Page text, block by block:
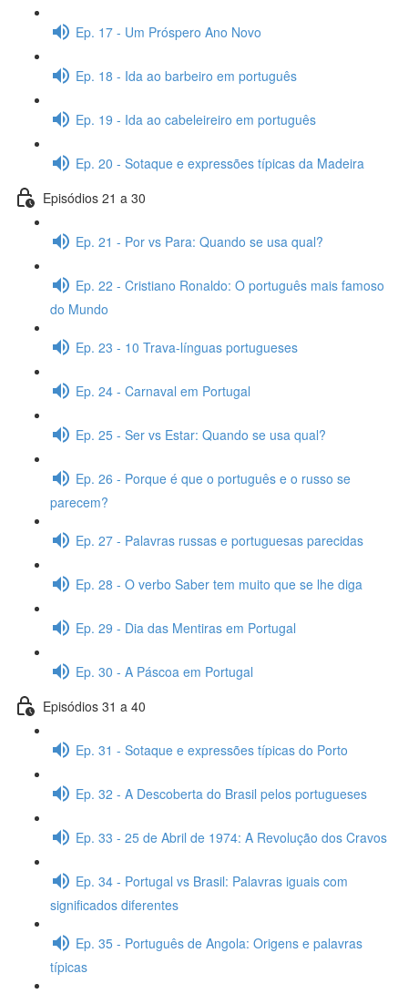
Ep. 17 - Um Próspero Ano Novo
Ep. 18 - Ida ao barbeiro em português
Ep. 19 - Ida ao cabeleireiro em português
Ep. 20 - Sotaque e expressões típicas da Madeira
Episódios 21 a 30
Ep. 21 - Por vs Para: Quando se usa qual?
Ep. 22 - Cristiano Ronaldo: O português mais famoso
do Mundo
Ep. 23 - 10 Trava-línguas portugueses
Ep. 24 - Carnaval em Portugal
Ep. 25 - Ser vs Estar: Quando se usa qual?
Ep. 26 - Porque é que o português e o russo se
parecem?
Ep. 27 - Palavras russas e portuguesas parecidas
Ep. 28 - O verbo Saber tem muito que se lhe diga
Ep. 29 - Dia das Mentiras em Portugal
Ep. 30 - A Páscoa em Portugal
Episódios 31 a 40
Ep. 31 - Sotaque e expressões típicas do Porto
Ep. 32 - A Descoberta do Brasil pelos portugueses
Ep. 33 - 25 de Abril de 1974: A Revolução dos Cravos
Ep. 34 - Portugal vs Brasil: Palavras iguais com
significados diferentes
Ep. 35 - Português de Angola: Origens e palavras
típicas